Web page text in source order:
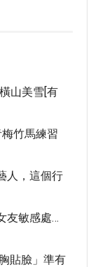
山美雪[有
竹馬練習
人，這個行
友敏感處…
貼臉」準有